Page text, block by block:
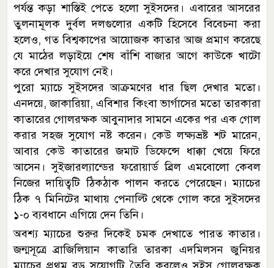
পর্যন্ত কড়া শাস্তিই পেতে হলো সুইসদের। এবারের আসরের
তুলনামূলক দুর্বল দলগুলোর একটি হিসেবে বিবেচনা করা
হলেও, গত বিশ্বকাপের আয়োজক কাতার আজ প্রমাণ করেছে
যে মাঠের লড়াইয়ে শেষ বাঁশি বাজার আগে কাউকে খাটো
করে দেখার সুযোগ নেই।
পুরো ম্যাচে সুইসদের আক্রমণের ধার ছিল দেখার মতো।
এনদয়ে, জাকারিয়া, এবিশার কিংবা ভার্গাসের মতো তারকারা
কাতারের গোলরক্ষক আবুনাদার সামনে একের পর এক গোল
করার সহজ সুযোগ নষ্ট করেন। কেউ লক্ষ্যভ্রষ্ট শট মারেন,
আবার কেউ কাতারের জমাট ডিফেন্সে ধাক্কা খেয়ে ফিরে
আসেন। সুইজারল্যান্ডের ফরোয়ার্ড ব্রিল এমবোলো কেবল
নিজের দায়িত্বটি ঠিকঠাক পালন করতে পেরেছেন। ম্যাচের
ঠিক ৭ মিনিটের মাথায় পেনাল্টি থেকে গোল করে সুইসদের
১-০ ব্যবধানে এগিয়ে দেন তিনি।
অবশ্য ম্যাচের শুরুর দিকেই চমক দেখাতে পারত কাতার।
জন্মসূত্রে ব্রাজিলিয়ান কাতারি তারকা এদমিলসন জুনিয়র
ম্যাচের প্রথম বড় সুযোগটি তৈরি করলেও সুইস গোলরক্ষক